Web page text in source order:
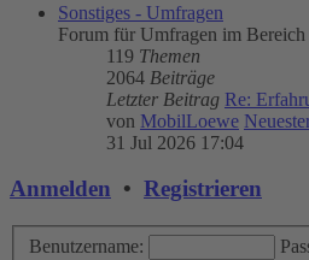
Sonstiges - Umfragen
Forum für Umfragen im Bereich
119 Themen
2064 Beiträge
Letzter Beitrag Re:
von MobilLoewe
31 Jul 2026 17:04
Anmelden • Registrieren
Benutzername: